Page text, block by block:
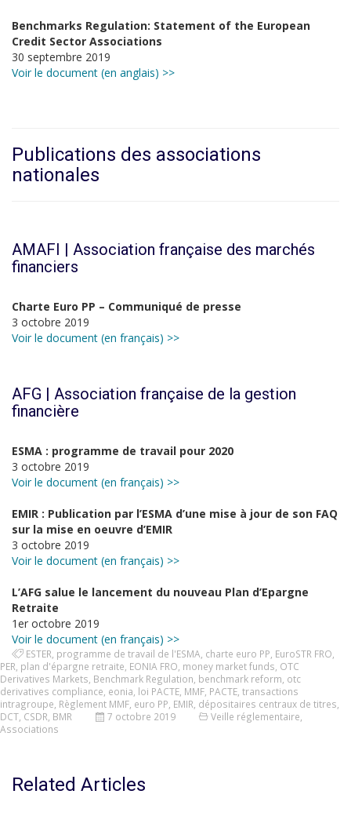
Benchmarks Regulation: Statement of the European
Credit Sector Associations
30 septembre 2019
Voir le document (en anglais) >>
Publications des associations
nationales
AMAFI | Association française des marchés
financiers
Charte Euro PP – Communiqué de presse
3 octobre 2019
Voir le document (en français) >>
AFG | Association française de la gestion
financière
ESMA : programme de travail pour 2020
3 octobre 2019
Voir le document (en français) >>
EMIR : Publication par l’ESMA d’une mise à jour de son FAQ
sur la mise en oeuvre d’EMIR
3 octobre 2019
Voir le document (en français) >>
L’AFG salue le lancement du nouveau Plan d’Epargne
Retraite
1er octobre 2019
Voir le document (en français) >>
ESTER programme de travail de l'ESMA charte euro PP EuroSTR FRO
PER plan d'épargne retraite EONIA FRO money market funds OTC
Derivatives Markets Benchmark Regulation benchmark reform otc
derivatives compliance eonia loi PACTE MMF PACTE transactions
intragroupe Règlement MMF euro PP EMIR dépositaires centraux de titres
DCT CSDR BMR 7 octobre 2019 Veille réglementaire
Associations
Related Articles